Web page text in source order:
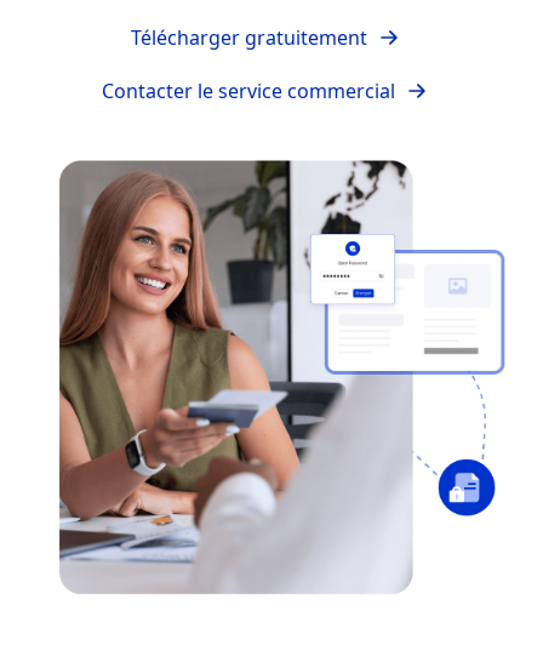
Télécharger gratuitement
Contacter le service commercial